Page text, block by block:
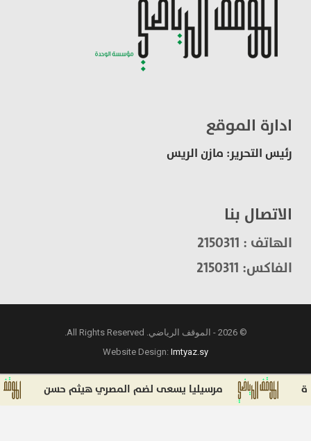
ادارة الموقع
رئيس التحرير: مازن الريس
الاتصال بنا
الهاتف : 2150311
الفاكس: 2150311
© 2026 - الموقف الرياضي. All Rights Reserved.
Website Design:Imtyaz.sy
مرسيليا يسعى لضم المصري هيثم حسن